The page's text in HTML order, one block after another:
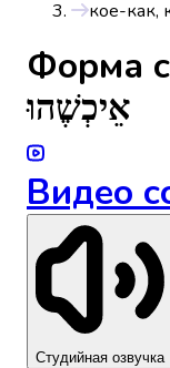
кое-как,
Форма
אֵיכְשֶׁהוּ
Видео
Студийная озвучка